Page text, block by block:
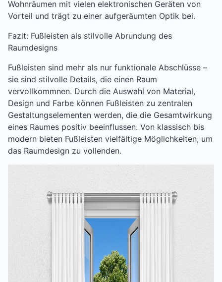
Wohnräumen mit vielen elektronischen Geräten von
Vorteil und trägt zu einer aufgeräumten Optik bei.
Fazit: Fußleisten als stilvolle Abrundung des
Raumdesigns
Fußleisten sind mehr als nur funktionale Abschlüsse –
sie sind stilvolle Details, die einen Raum
vervollkommnen. Durch die Auswahl von Material,
Design und Farbe können Fußleisten zu zentralen
Gestaltungselementen werden, die die Gesamtwirkung
eines Raumes positiv beeinflussen. Von klassisch bis
modern bieten Fußleisten vielfältige Möglichkeiten, um
das Raumdesign zu vollenden.